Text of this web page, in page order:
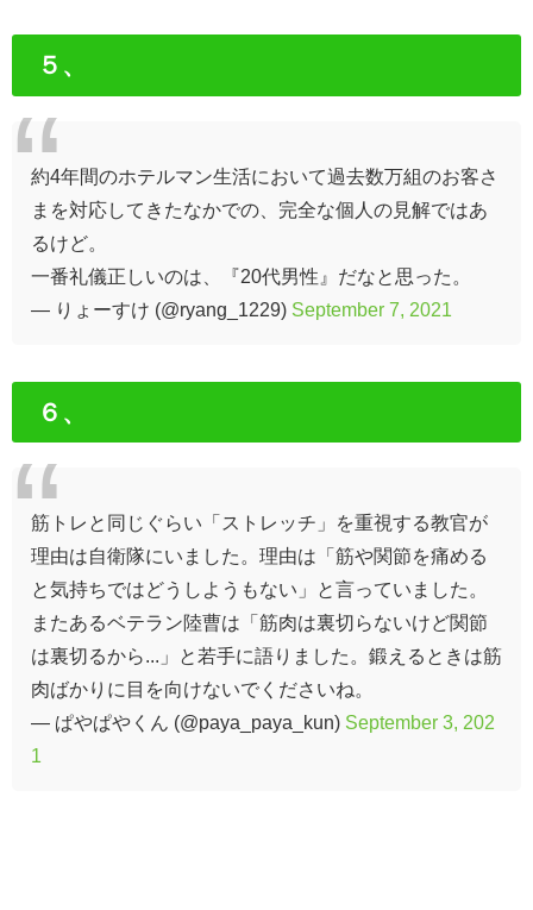
５、
約4年間のホテルマン生活において過去数万組のお客さ
まを対応してきたなかでの、完全な個人の見解ではあ
るけど。
一番礼儀正しいのは、『20代男性』だなと思った。
— りょーすけ (@ryang_1229) September 7, 2021
６、
筋トレと同じぐらい「ストレッチ」を重視する教官が
理由は自衛隊にいました。理由は「筋や関節を痛める
と気持ちではどうしようもない」と言っていました。
またあるベテラン陸曹は「筋肉は裏切らないけど関節
は裏切るから...」と若手に語りました。鍛えるときは筋
肉ばかりに目を向けないでくださいね。
— ぱやぱやくん (@paya_paya_kun) September 3, 202
1